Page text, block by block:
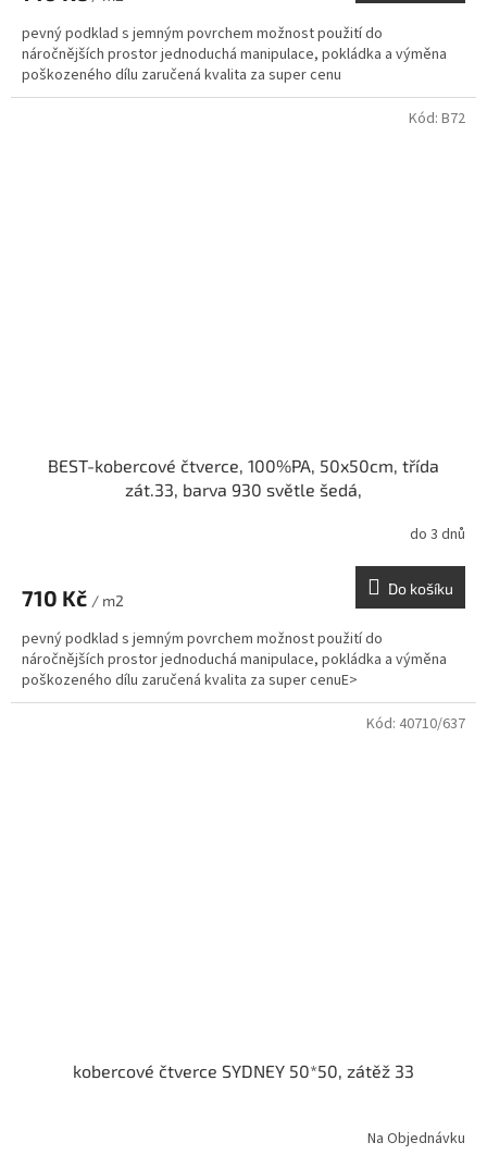
pevný podklad s jemným povrchem možnost použití do
náročnějších prostor jednoduchá manipulace, pokládka a výměna
poškozeného dílu zaručená kvalita za super cenu
BEST-kobercové čtverce, 100%PA, 50x50cm, třída
zát.33, barva 930 světle šedá,
do 3 dnů
710 Kč / m2
Do košíku
pevný podklad s jemným povrchem možnost použití do
náročnějších prostor jednoduchá manipulace, pokládka a výměna
poškozeného dílu zaručená kvalita za super cenuE>
Kód: B72
kobercové čtverce SYDNEY 50*50, zátěž 33
Na Objednávku
Kód: 40710/637